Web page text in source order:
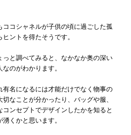
ココシャネルが子供の頃に過ごした孤
ントを得たそうです。
っと調べてみると、なかなか奥の深い
のがわかります。
名になるには才能だけでなく物事の
なことが分かったり、バッグや服、
ンセプトでデザインしたかを知ると
くかと思います。